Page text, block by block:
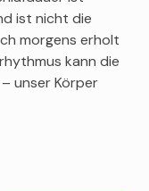
ist nicht die
morgens erholt
kann die
unser Körper